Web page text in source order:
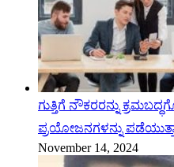
ಗುತ್ತಿಗೆ ನೌಕರರನ್ನು
ಪ್ರಯೋಜನಗಳನ್ನು
November 14, 2024